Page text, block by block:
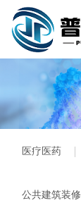
医疗医药
公共建筑装修